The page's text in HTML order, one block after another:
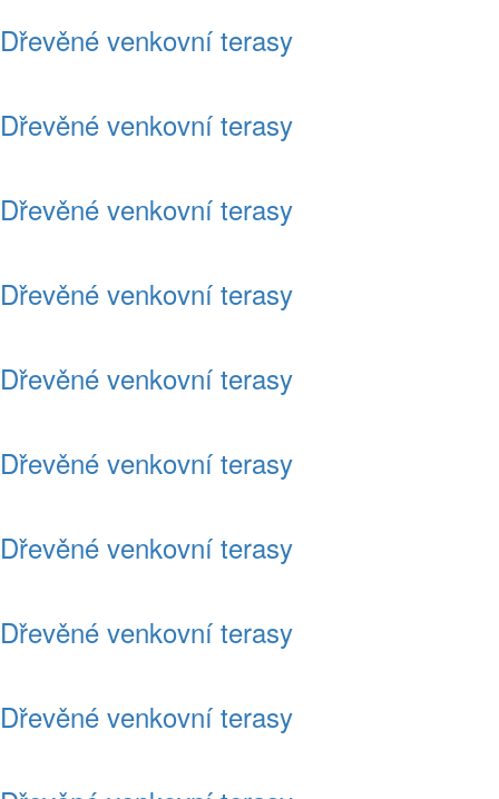
Dřevěné venkovní terasy
Dřevěné venkovní terasy
Dřevěné venkovní terasy
Dřevěné venkovní terasy
Dřevěné venkovní terasy
Dřevěné venkovní terasy
Dřevěné venkovní terasy
Dřevěné venkovní terasy
Dřevěné venkovní terasy